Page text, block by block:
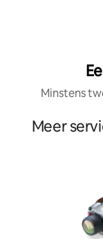
Minstens
Meer